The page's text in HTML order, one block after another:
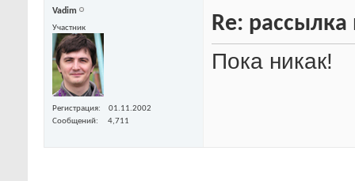
Vadim
Участник
Регистрация
01.11.2002
Сообщений
4,711
Re:
Пока никак!